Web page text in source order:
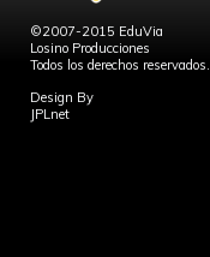
©2007-2015 EduVia
Losino Producciones
Todos los derechos reservados.
Design By
JPLnet